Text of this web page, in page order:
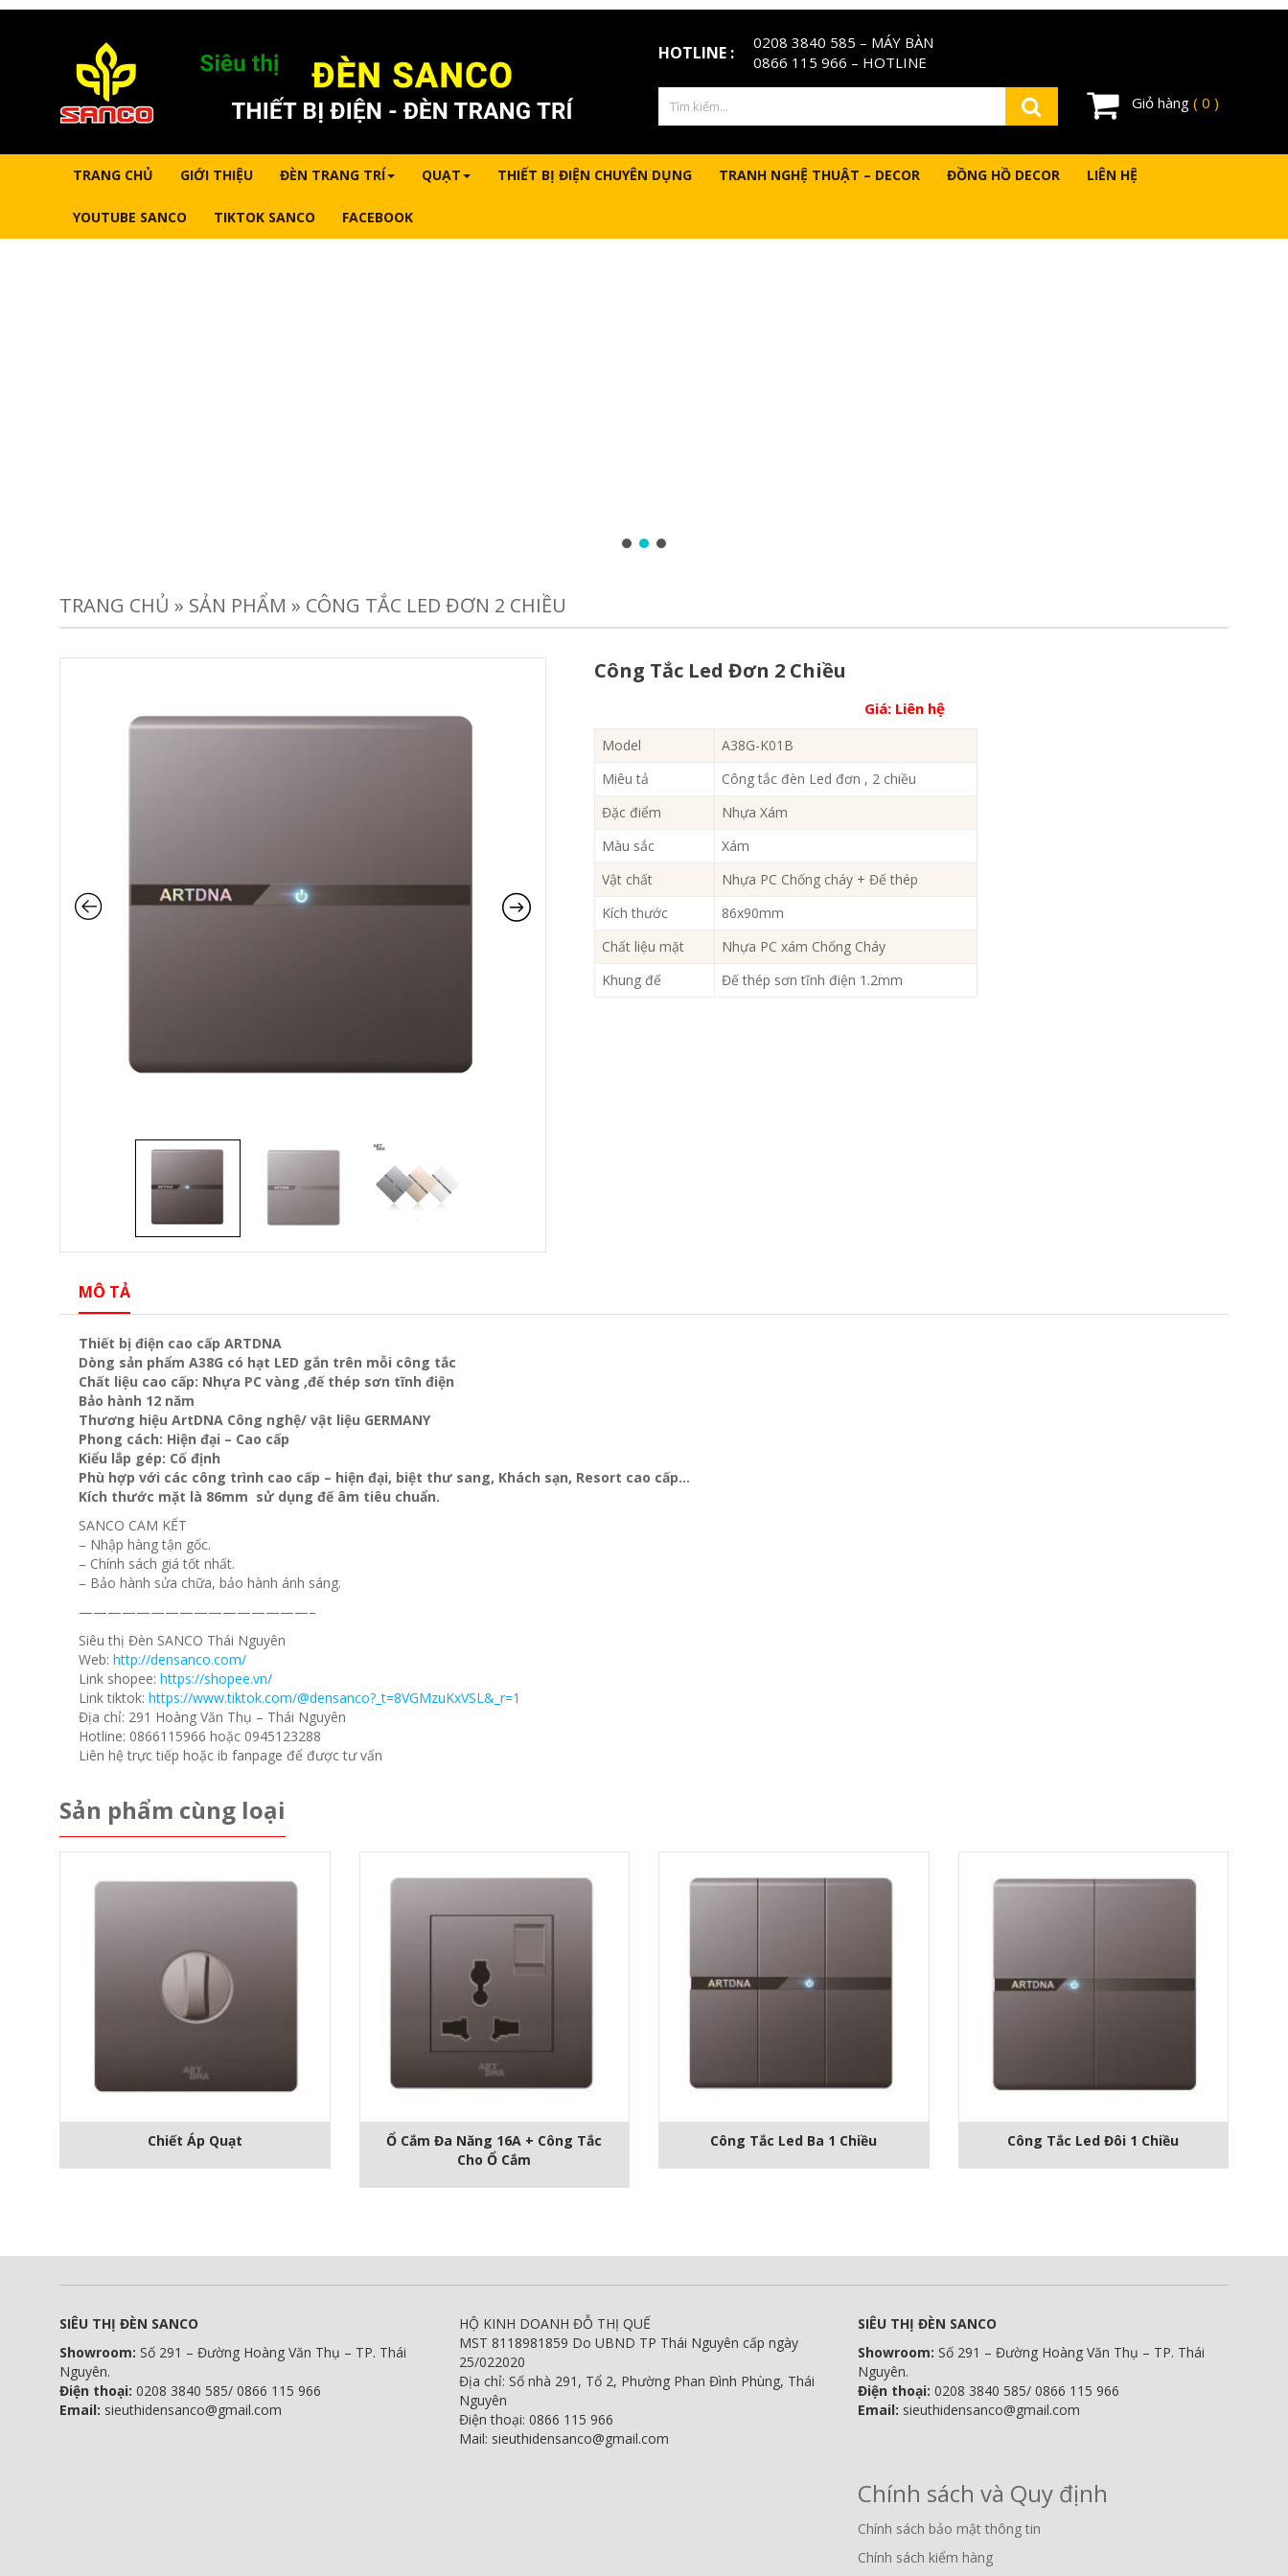
HOTLINE : 0208 3840 585 – MÁY BÀN
0866 115 966 – HOTLINE
Giỏ hàng ( 0 )
TRANG CHỦ GIỚI THIỆU ĐÈN TRANG TRÍ QUẠT THIẾT BỊ ĐIỆN CHUYÊN DỤNG TRANH NGHỆ THUẬT – DECOR ĐỒNG HỒ DECOR LIÊN HỆ
YOUTUBE SANCO TIKTOK SANCO FACEBOOK
TRANG CHỦ » SẢN PHẨM » CÔNG TẮC LED ĐƠN 2 CHIỀU
Công Tắc Led Đơn 2 Chiều
Giá: Liên hệ
Model
A38G-K01B
Miêu tả
Công tắc đèn Led đơn , 2 chiều
Đặc điểm
Nhựa Xám
Màu sắc
Xám
Vật chất
Nhựa PC Chống cháy + Đế thép
Kích thước
86x90mm
Chất liệu mặt
Nhựa PC xám Chống Cháy
Khung đế
Đế thép sơn tĩnh điện 1.2mm
MÔ TẢ
Thiết bị điện cao cấp ARTDNA
Dòng sản phẩm A38G có hạt LED gắn trên mỗi công tắc
Chất liệu cao cấp: Nhựa PC vàng ,đế thép sơn tĩnh điện
Bảo hành 12 năm
Thương hiệu ArtDNA Công nghệ/ vật liệu GERMANY
Phong cách: Hiện đại – Cao cấp
Kiểu lắp gép: Cố định
Phù hợp với các công trình cao cấp – hiện đại, biệt thư sang, Khách sạn, Resort cao cấp…
Kích thước mặt là 86mm sử dụng đế âm tiêu chuẩn.
SANCO CAM KẾT
– Nhập hàng tận gốc.
– Chính sách giá tốt nhất.
– Bảo hành sửa chữa, bảo hành ánh sáng.
————————————————–
Siêu thị Đèn SANCO Thái Nguyên
Web: http://densanco.com/
Link shopee: https://shopee.vn/
Link tiktok: https://www.tiktok.com/@densanco?_t=8VGMzuKxVSL&_r=1
Địa chỉ: 291 Hoàng Văn Thụ – Thái Nguyên
Hotline: 0866115966 hoặc 0945123288
Liên hệ trực tiếp hoặc ib fanpage để được tư vấn
Sản phẩm cùng loại
Chiết Áp Quạt
Ổ Cắm Đa Năng 16A + Công Tắc
Cho Ổ Cắm
Công Tắc Led Ba 1 Chiều Công Tắc Led Đôi 1 Chiều
SIÊU THỊ ĐÈN SANCO
Showroom: Số 291 – Đường Hoàng Văn Thụ – TP. Thái
Nguyên.
Điện thoại: 0208 3840 585/ 0866 115 966
Email: sieuthidensanco@gmail.com
HỘ KINH DOANH ĐỖ THỊ QUẾ
MST 8118981859 Do UBND TP Thái Nguyên cấp ngày
25/022020
Địa chỉ: Số nhà 291, Tổ 2, Phường Phan Đình Phùng, Thái
Nguyên
Điện thoại: 0866 115 966
Mail: sieuthidensanco@gmail.com
SIÊU THỊ ĐÈN SANCO
Showroom:Số 291 – Đường Hoàng Văn Thụ – TP. Thái
Nguyên.
Điện thoại: 0208 3840 585/ 0866 115 966
Email: sieuthidensanco@gmail.com
Chính sách và Quy định
Chính sách bảo mật thông tin
Chính sách kiểm hàng